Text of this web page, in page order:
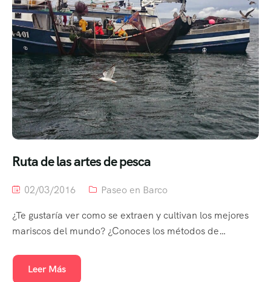
Ruta de las artes de pesca
02/03/2016
Paseo en Barco
¿Te gustaría ver como se extraen y cultivan los mejores
mariscos del mundo? ¿Conoces los métodos de…
Leer Más